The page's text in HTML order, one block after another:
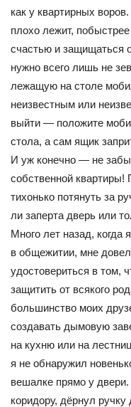
как у квартирных
плохо лежит,
счастью и защищаться
нужно всего лишь не
лежащую на столе
неизвестным или
выйти — положите
стола, а сам ящик
И уж конечно — не
собственной квартиры!
тихонько потянуть за
ли заперта дверь или
Много лет назад, когда
в общежитии, мне
удостовериться в том,
защитить от всякого
большинство моих
создавать дымовую
на кухню или на
я не обнаружил
вешалке прямо у
коридору, дёрнул